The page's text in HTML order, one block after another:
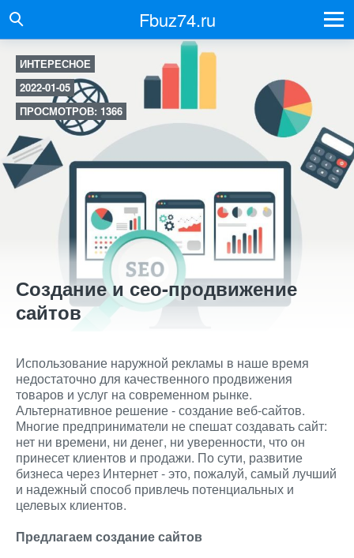
Fbuz74.ru
ИНТЕРЕСНОЕ
2022-01-05
ПРОСМОТРОВ: 1366
Создание и сео-продвижение
сайтов
Использование наружной рекламы в наше время
недостаточно для качественного продвижения
товаров и услуг на современном рынке.
Альтернативное решение - создание веб-сайтов.
Многие предприниматели не спешат создавать сайт:
нет ни времени, ни денег, ни уверенности, что он
принесет клиентов и продажи. По сути, развитие
бизнеса через Интернет - это, пожалуй, самый лучший
и надежный способ привлечь потенциальных и
целевых клиентов.
Предлагаем создание сайтов